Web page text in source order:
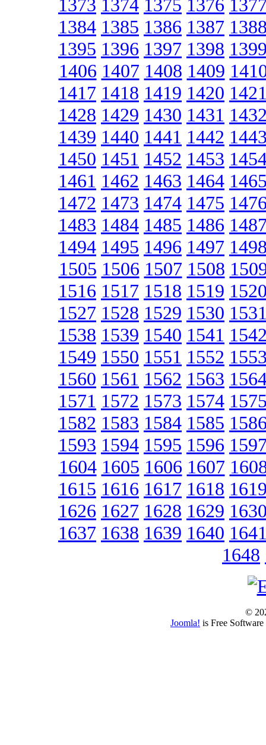
1373 1374 1375 1376
1384 1385 1386 1387
1395 1396 1397 1398
1406 1407 1408 1409
1417 1418 1419 1420
1428 1429 1430 1431
1439 1440 1441 1442
1450 1451 1452 1453
1461 1462 1463 1464
1472 1473 1474 1475
1483 1484 1485 1486
1494 1495 1496 1497
1505 1506 1507 1508
1516 1517 1518 1519
1527 1528 1529 1530
1538 1539 1540 1541
1549 1550 1551 1552
1560 1561 1562 1563
1571 1572 1573 1574
1582 1583 1584 1585
1593 1594 1595 1596
1604 1605 1606 1607
1615 1616 1617 1618
1626 1627 1628 1629
1637 1638 1639 1640
1648
©
Joomla! is Free